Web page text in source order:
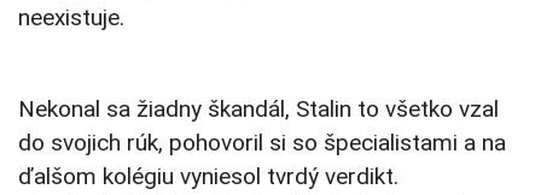
neexistuje.
Nekonal sa žiadny škandál, Stalin to všetko vzal
do svojich rúk, pohovoril si so špecialistami a na
ďalšom kolégiu vyniesol tvrdý verdikt.